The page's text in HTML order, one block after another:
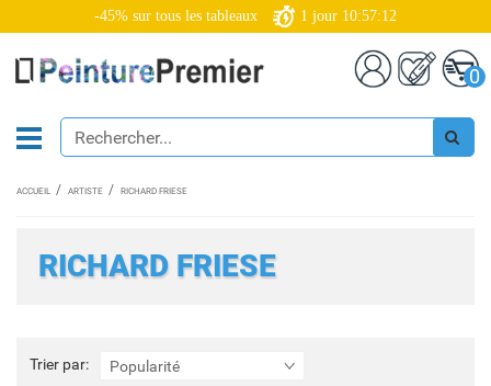
-45% sur tous les tableaux 1 jour 10:57:11
0
ACCUEIL ARTISTE RICHARD FRIESE
RICHARD FRIESE
Trier par: Popularité
Trier
par: